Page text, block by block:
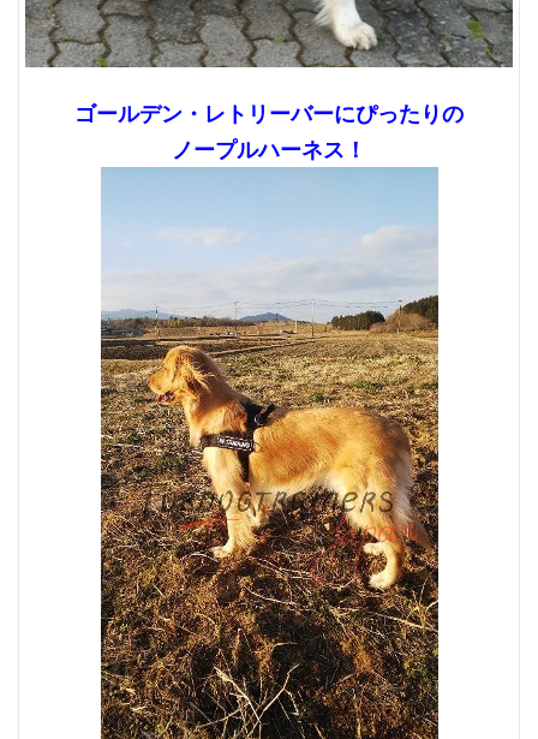
ゴールデン・レトリーバーにぴったりの
ノープルハーネス！